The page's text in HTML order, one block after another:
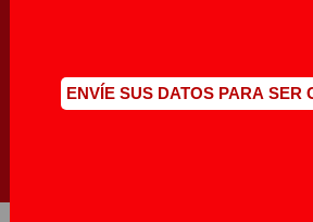
ENVÍE SUS DATOS PARA SER